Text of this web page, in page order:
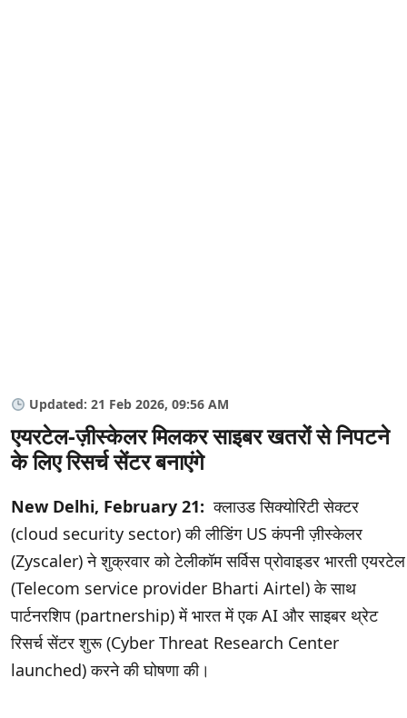
Updated: 21 Feb 2026, 09:56 AM
एयरटेल-ज़ीस्केलर मिलकर साइबर खतरों से निपटने
के लिए रिसर्च सेंटर बनाएंगे
New Delhi, February 21: क्लाउड सिक्योरिटी सेक्टर
(cloud security sector) की लीडिंग US कंपनी ज़ीस्केलर
(Zyscaler) ने शुक्रवार को टेलीकॉम सर्विस प्रोवाइडर भारती एयरटेल
(Telecom service provider Bharti Airtel) के साथ
पार्टनरशिप (partnership) में भारत में एक AI और साइबर थ्रेट
रिसर्च सेंटर शुरू (Cyber ​​Threat Research Center
launched) करने की घोषणा की।